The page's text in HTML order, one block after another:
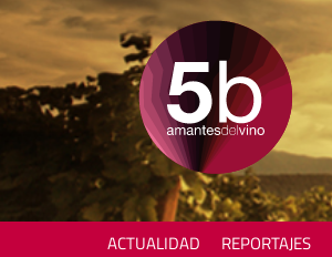
ACTUALIDAD REPORTAJES